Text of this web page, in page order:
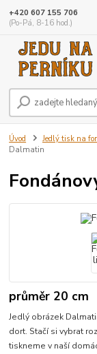
+420 607 155 706
(Po-Pá, 8-16 hod.)
Úvod Jedlý tisk na
Dalmatin
průměr 20 cm
Jedlý obrázek
dort. Stačí si vybrat
tiskneme v naší